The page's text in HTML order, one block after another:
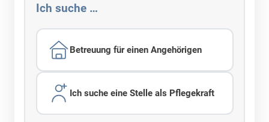
Ich suche …
Betreuung für einen Angehörigen
Ich suche eine Stelle als Pflegekraft